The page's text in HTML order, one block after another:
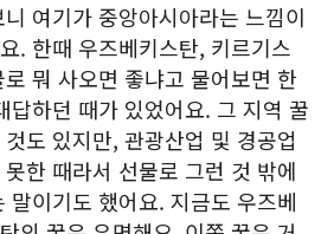
여기가 중앙아시아라는 느낌이
. 한때 우즈베키스탄, 키르기스
뭐 사오면 좋냐고 물어보면 한
답하던 때가 있었어요. 그 지역 꿀
도 있지만, 관광산업 및 경공업
한 때라서 선물로 그런 것 밖에
말이기도 했어요. 지금도 우즈베